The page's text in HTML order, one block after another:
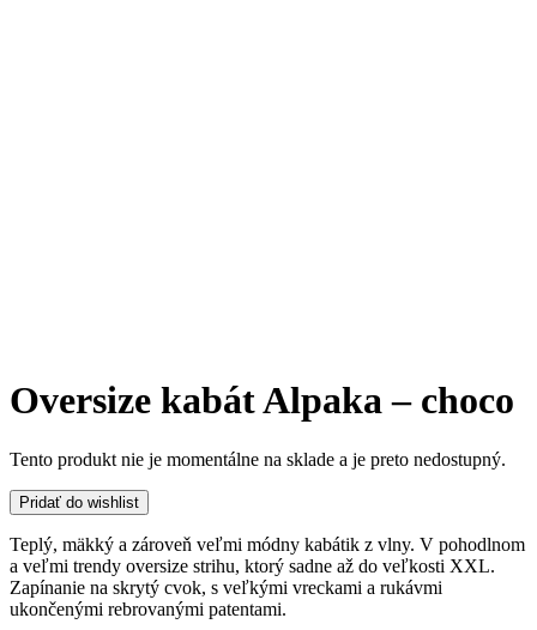
Oversize kabát Alpaka – choco
Tento produkt nie je momentálne na sklade a je preto nedostupný.
Pridať do wishlist
Teplý, mäkký a zároveň veľmi módny kabátik z vlny. V pohodlnom
a veľmi trendy oversize strihu, ktorý sadne až do veľkosti XXL.
Zapínanie na skrytý cvok, s veľkými vreckami a rukávmi
ukončenými rebrovanými patentami.